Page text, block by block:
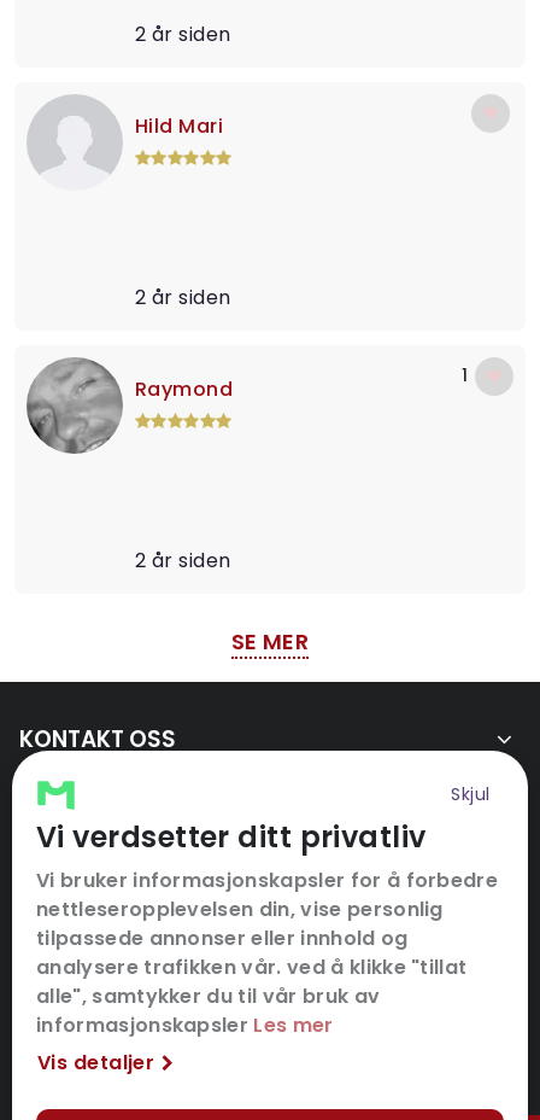
Skjul
Vi verdsetter ditt privatliv
Vi bruker informasjonskapsler for å forbedre
nettleseropplevelsen din, vise personlig
tilpassede annonser eller innhold og
analysere trafikken vår. ved å klikke "tillat
alle", samtykker du til vår bruk av
informasjonskapsler Les mer
Vis detaljer
2 år siden
Hild Mari
2 år siden
Raymond
2 år siden
1
SE MER
KONTAKT OSS
SNARVEIER